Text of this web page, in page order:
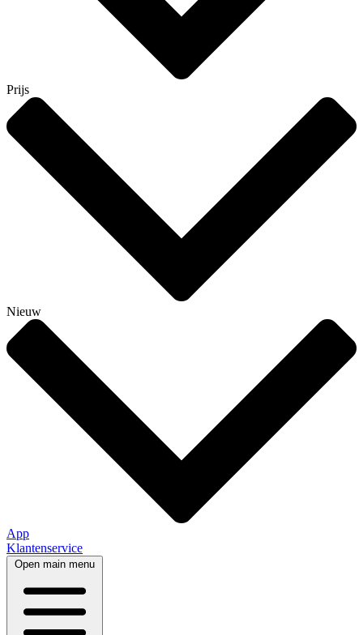
Prijs
Nieuw
App
Klantenservice
Open main menu